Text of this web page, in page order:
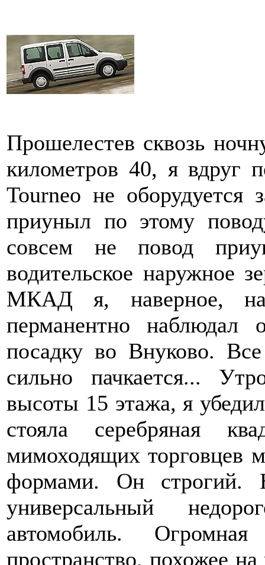
Прошелестев сквозь
километров 40, я вдруг
Tourneo не
приуныл по этому
совсем не повод
водительское наружное
МКАД я, наверное,
перманентно наблюдал
посадку во Внуково.
сильно пачкается...
высоты 15 этажа, я
стояла серебряная
мимоходящих торговцев
формами. Он
универсальный
автомобиль.
пространство, похожее